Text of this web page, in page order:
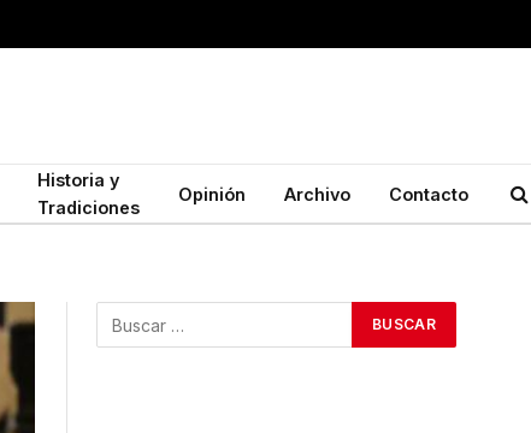
Historia y
Tradiciones
Opinión Archivo Contacto